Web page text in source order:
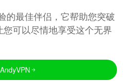
的最佳伴侣，它帮助您突破
可以尽情地享受这个无界